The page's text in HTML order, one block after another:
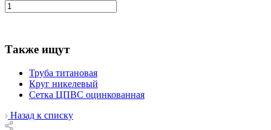
Также ищут
Труба титановая
Круг никелевый
Сетка ЦПВС оцинкованная
Назад к списку